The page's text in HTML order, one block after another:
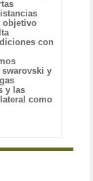
objetivo
con
swarovski y
y las
como